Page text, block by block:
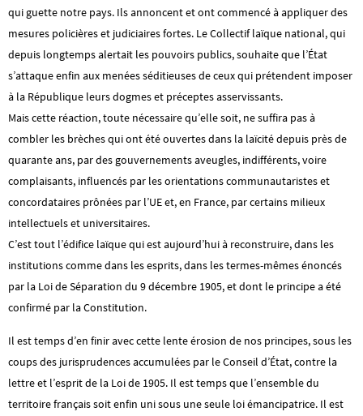
qui guette notre pays. Ils annoncent et ont commencé à appliquer des
mesures policières et judiciaires fortes. Le Collectif laïque national, qui
depuis longtemps alertait les pouvoirs publics, souhaite que l’État
s’attaque enfin aux menées séditieuses de ceux qui prétendent imposer
à la République leurs dogmes et préceptes asservissants.
Mais cette réaction, toute nécessaire qu’elle soit, ne suffira pas à
combler les brèches qui ont été ouvertes dans la laïcité depuis près de
quarante ans, par des gouvernements aveugles, indifférents, voire
complaisants, influencés par les orientations communautaristes et
concordataires prônées par l’UE et, en France, par certains milieux
intellectuels et universitaires.
C’est tout l’édifice laïque qui est aujourd’hui à reconstruire, dans les
institutions comme dans les esprits, dans les termes-mêmes énoncés
par la Loi de Séparation du 9 décembre 1905, et dont le principe a été
confirmé par la Constitution.
Il est temps d’en finir avec cette lente érosion de nos principes, sous les
coups des jurisprudences accumulées par le Conseil d’État, contre la
lettre et l’esprit de la Loi de 1905. Il est temps que l’ensemble du
territoire français soit enfin uni sous une seule loi émancipatrice. Il est